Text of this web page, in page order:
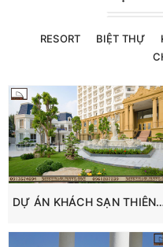
RESORT BIỆT THỰ
DỰ ÁN KHÁCH